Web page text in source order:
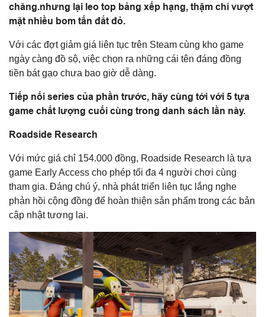
chăng.nhưng lại leo top bảng xếp hạng, thậm chí vượt
mặt nhiều bom tấn đắt đỏ.
Với các đợt giảm giá liên tục trên Steam cùng kho game
ngày càng đồ sộ, việc chọn ra những cái tên đáng đồng
tiền bát gạo chưa bao giờ dễ dàng.
Tiếp nối series của phần trước, hãy cùng tới với 5 tựa
game chất lượng cuối cùng trong danh sách lần này.
Roadside Research
Với mức giá chỉ 154.000 đồng, Roadside Research là tựa
game Early Access cho phép tối đa 4 người chơi cùng
tham gia. Đáng chú ý, nhà phát triển liên tục lắng nghe
phản hồi cộng đồng để hoàn thiện sản phẩm trong các bản
cập nhật tương lai.